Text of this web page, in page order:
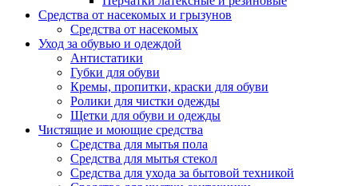
Средства от насекомых и грызунов
Средства от насекомых
Уход за обувью и одеждой
Антистатики
Губки для обуви
Кремы, пропитки, краски для обуви
Ролики для чистки одежды
Щетки для обуви и одежды
Чистящие и моющие средства
Средства для мытья пола
Средства для мытья стекол
Средства для ухода за бытовой техникой